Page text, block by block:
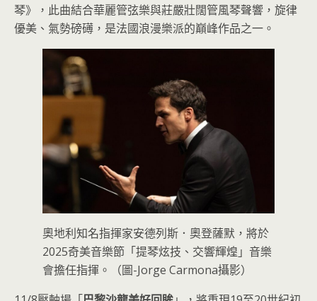
琴》，此曲結合華麗管弦樂與莊嚴壯闊管風琴聲響，旋律
優美、氣勢磅礡，是法國浪漫樂派的巔峰作品之一。
奧地利知名指揮家安德列斯．奧登薩默，將於
2025奇美音樂節「提琴炫技、交響輝煌」音樂
會擔任指揮。（圖-Jorge Carmona攝影）